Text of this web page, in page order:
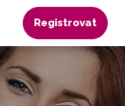
Registrovat